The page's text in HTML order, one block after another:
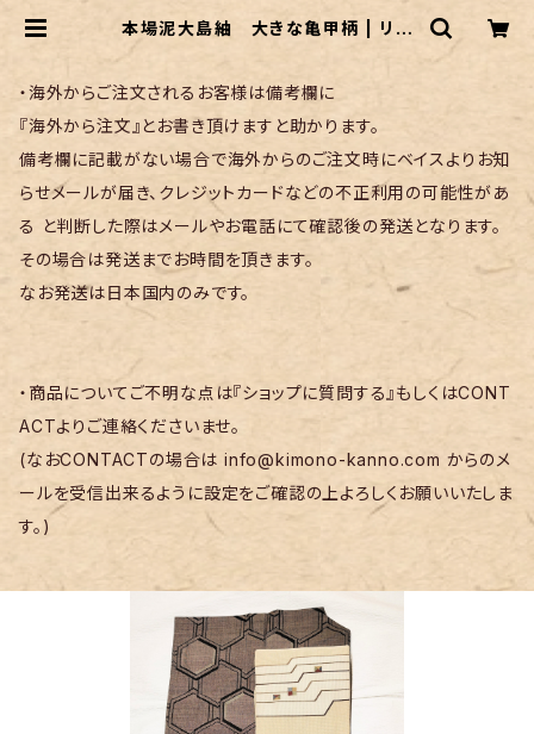
本場泥大島紬 大きな亀甲柄 | リサ
・海外からご注文されるお客様は備考欄に
『海外から注文』とお書き頂けますと助かります。
備考欄に記載がない場合で海外からのご注文時にベイスよりお知
らせメールが届き、クレジットカードなどの不正利用の可能性があ
る と判断した際はメールやお電話にて確認後の発送となります。
その場合は発送までお時間を頂きます。
なお発送は日本国内のみです。
・商品についてご不明な点は『ショップに質問する』もしくはCONT
ACTよりご連絡くださいませ。
(なおCONTACTの場合はinfo@kimono-kanno.com からのメ
ールを受信出来るように設定をご確認の上よろしくお願いいたしま
す。)